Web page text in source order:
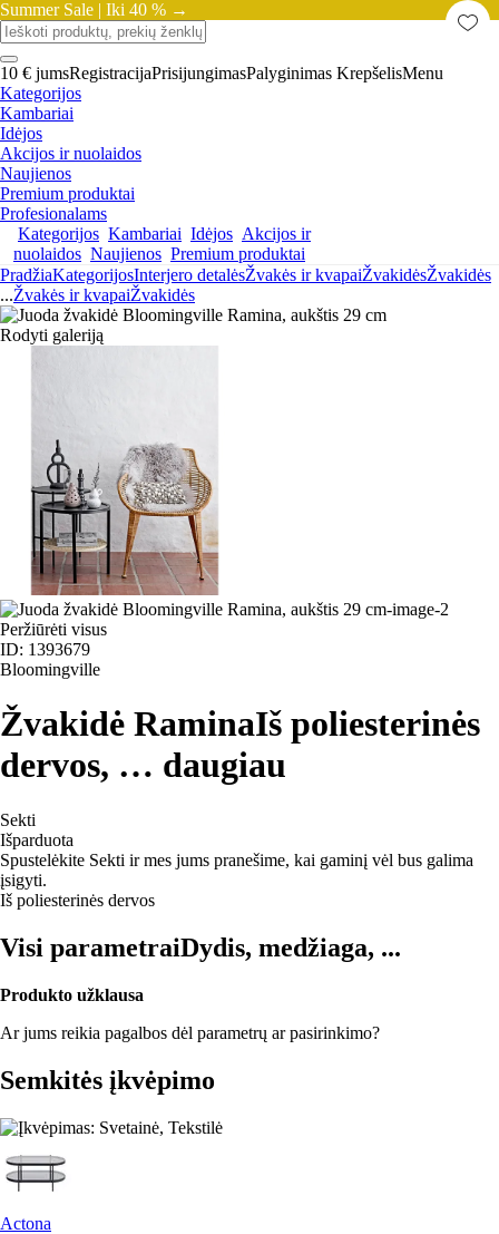
Summer Sale | Iki 40 % →
10 € jumsRegistracijaPrisijungimasPalyginimas KrepšelisMenu
Kategorijos
Kambariai
Idėjos
Akcijos ir nuolaidos
Naujienos
Premium produktai
Profesionalams
Kategorijos Kambariai Idėjos Akcijos ir
nuolaidos Naujienos Premium produktai
PradžiaKategorijosInterjero detalėsŽvakės ir kvapaiŽvakidėsŽvakidės
...Žvakės ir kvapaiŽvakidės
Rodyti galeriją
Peržiūrėti visus
ID: 1393679
Bloomingville
Žvakidė RaminaIš poliesterinės
dervos, … daugiau
Sekti
Išparduota
Spustelėkite Sekti ir mes jums pranešime, kai gaminį vėl bus galima
įsigyti.
Iš poliesterinės dervos
Visi parametraiDydis, medžiaga, ...
Produkto užklausa
Ar jums reikia pagalbos dėl parametrų ar pasirinkimo?
Semkitės įkvėpimo
Actona